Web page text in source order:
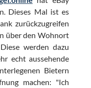
Dieses Mal ist es
zurückzugreifen
über den Wohnort
werden dazu
echt aussehende
Bietern
machen: "Ich